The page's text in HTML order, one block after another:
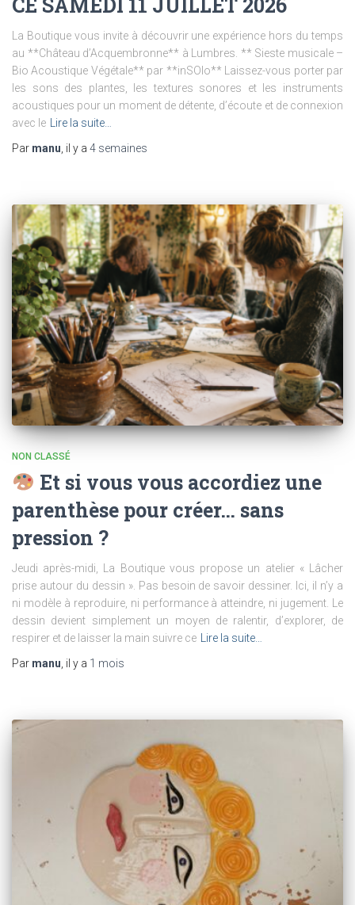
CE SAMEDI 11 JUILLET 2026
La Boutique vous invite à découvrir une expérience hors du temps
au **Château d’Acquembronne** à Lumbres. ** Sieste musicale –
Bio Acoustique Végétale** par **inSOlo** Laissez-vous porter par
les sons des plantes, les textures sonores et les instruments
acoustiques pour un moment de détente, d’écoute et de connexion
avec le Lire la suite…
Par manu, il y a 4 semaines
NON CLASSÉ
Et si vous vous accordiez une
parenthèse pour créer… sans
pression ?
Jeudi après-midi, La Boutique vous propose un atelier « Lâcher
prise autour du dessin ». Pas besoin de savoir dessiner. Ici, il n’y a
ni modèle à reproduire, ni performance à atteindre, ni jugement. Le
dessin devient simplement un moyen de ralentir, d’explorer, de
respirer et de laisser la main suivre ce
Lire la suite…
Par manu , il y a 1 mois